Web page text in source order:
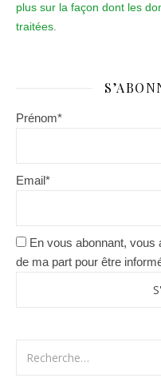
plus sur la façon dont les
traitées
Prénom*
Email*
En vous abonnant,
de ma part pour être